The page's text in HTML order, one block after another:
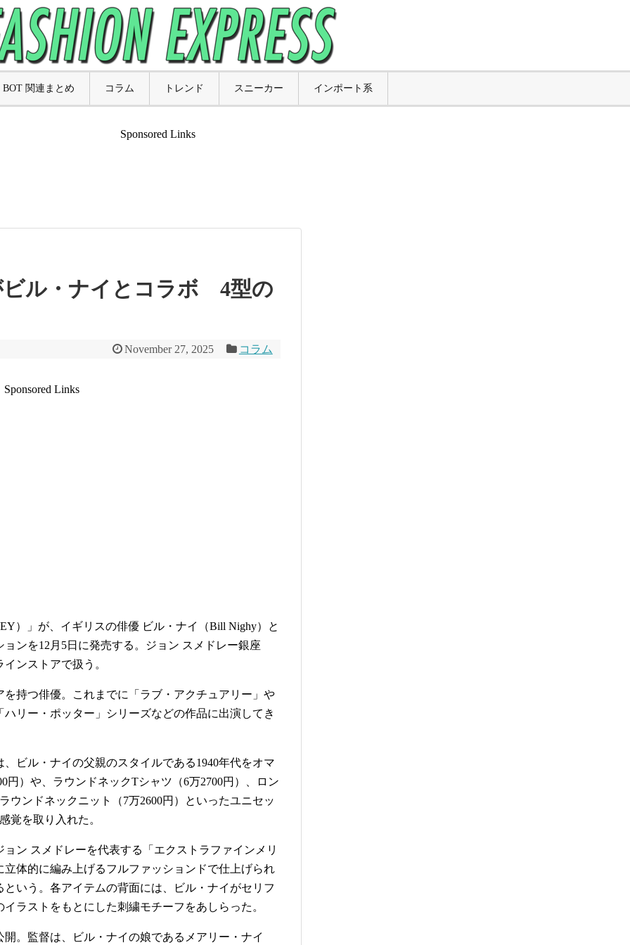
BOT 関連まとめ コラム トレンド スニーカー インポート系
Sponsored Links
ビル・ナイとコラボ 4型の
November 27, 2025 コラム
Sponsored Links
）」が、イギリスの俳優 ビル・ナイ（Bill Nighy）と
ンを12月5日に発売する。ジョン スメドレー銀座
ンストアで扱う。
持つ俳優。これまでに「ラブ・アクチュアリー」や
リー・ポッター」シリーズなどの作品に出演してき
ビル・ナイの父親のスタイルである1940年代をオマ
円）や、ラウンドネックTシャツ（6万2700円）、ロン
ウンドネックニット（7万2600円）といったユニセッ
覚を取り入れた。
ン スメドレーを代表する「エクストラファインメリ
体的に編み上げるフルファッションドで仕上げられ
いう。各アイテムの背面には、ビル・ナイがセリフ
ラストをもとにした刺繍モチーフをあしらった。
。監督は、ビル・ナイの娘であるメアリー・ナイ